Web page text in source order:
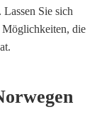
Sie sich
Möglichkeiten, die